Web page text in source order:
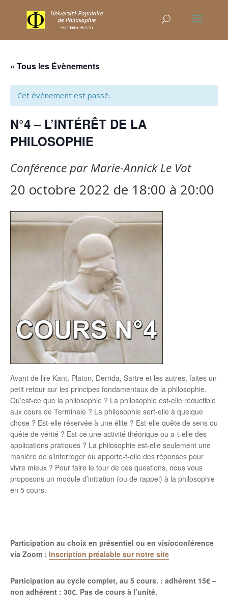
« Tous les Évènements
Cet évènement est passé.
N°4 – L’INTÉRÊT DE LA
PHILOSOPHIE
Conférence par Marie-Annick Le Vot
20 octobre 2022 de 18:00 à 20:00
Avant de lire Kant, Platon, Derrida, Sartre et les autres, faites un
petit retour sur les principes fondamentaux de la philosophie.
Qu’est-ce que la philosophie ? La philosophie est-elle réductible
aux cours de Terminale ? La philosophie sert-elle à quelque
chose ? Est-elle réservée à une élite ? Est-elle quête de sens ou
quête de vérité ? Est-ce une activité théorique ou a-t-elle des
applications pratiques ? La philosophie est-elle seulement une
manière de s’interroger ou apporte-t-elle des réponses pour
vivre mieux ? Pour faire le tour de ces questions, nous vous
proposons un module d’initiation (ou de rappel) à la philosophie
en 5 cours.
Participation au choix en présentiel ou en visioconférence
via Zoom : Inscription préalable sur notre site
Participation au cycle complet, au 5 cours. : adhérent 15€ –
non adhérent : 30€. Pas de cours à l’unité.